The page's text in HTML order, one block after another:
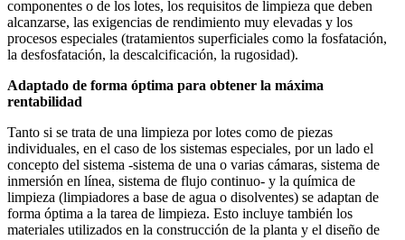
componentes o de los lotes, los requisitos de limpieza que deben
alcanzarse, las exigencias de rendimiento muy elevadas y los
procesos especiales (tratamientos superficiales como la fosfatación,
la desfosfatación, la descalcificación, la rugosidad).
Adaptado de forma óptima para obtener la máxima
rentabilidad
Tanto si se trata de una limpieza por lotes como de piezas
individuales, en el caso de los sistemas especiales, por un lado el
concepto del sistema -sistema de una o varias cámaras, sistema de
inmersión en línea, sistema de flujo continuo- y la química de
limpieza (limpiadores a base de agua o disolventes) se adaptan de
forma óptima a la tarea de limpieza. Esto incluye también los
materiales utilizados en la construcción de la planta y el diseño de